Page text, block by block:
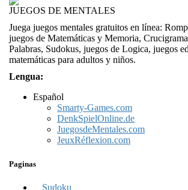
JUEGOS DE MENTALES
Juega juegos mentales gratuitos en línea:
juegos de Matemáticas y Memoria,
Palabras, Sudokus, juegos de Logica, juegos
matemáticas para adultos y niños.
Lengua:
Español
Smarty-Games.com
DenkSpielOnline.de
JuegosdeMentales.com
JeuxRéflexion.com
Paginas
Sudoku